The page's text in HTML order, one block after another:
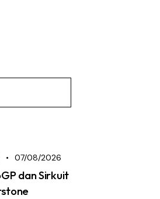
07/08/2026
dan Sirkuit